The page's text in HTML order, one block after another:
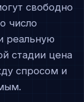
свободно
число
реальную
стадии цена
спросом и